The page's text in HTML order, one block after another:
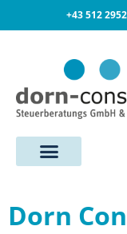
+43 512
Dorn